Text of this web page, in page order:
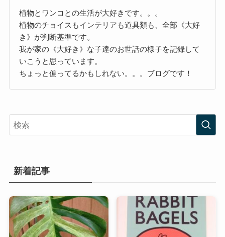
植物とワンコとの生活が大好きです。。。
植物のチョイスもインテリアも道具類も、全部《大好
き》が判断基準です。
我が家の《大好き》な子達のお世話の様子を記録して
いこうと思っています。
ちょっと偏ってるかもしれない。。。ブログです！
新着記事